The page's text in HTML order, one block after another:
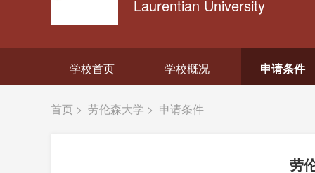
Laurentian University
学校首页 学校概况 申请条件
首页 > 劳伦森大学 > 申请条件
劳